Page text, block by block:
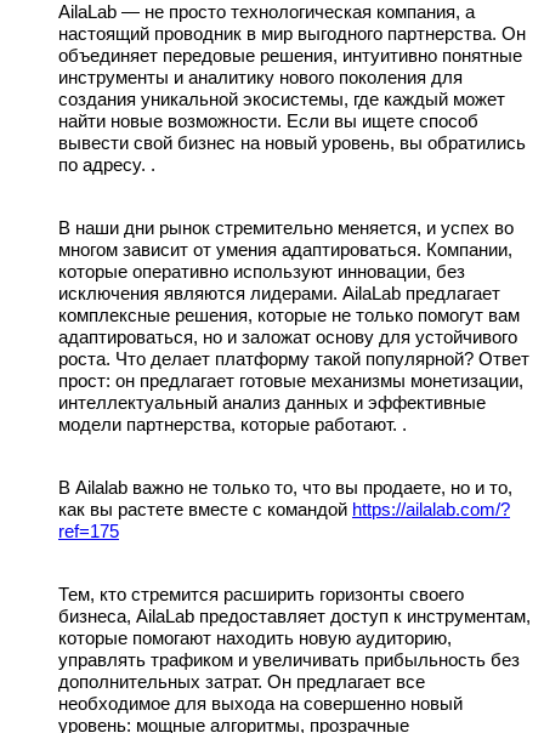
AilaLab — не просто технологическая компания, а
настоящий проводник в мир выгодного партнерства. Он
объединяет передовые решения, интуитивно понятные
инструменты и аналитику нового поколения для
создания уникальной экосистемы, где каждый может
найти новые возможности. Если вы ищете способ
вывести свой бизнес на новый уровень, вы обратились
по адресу. .
В наши дни рынок стремительно меняется, и успех во
многом зависит от умения адаптироваться. Компании,
которые оперативно используют инновации, без
исключения являются лидерами. AilaLab предлагает
комплексные решения, которые не только помогут вам
адаптироваться, но и заложат основу для устойчивого
роста. Что делает платформу такой популярной? Ответ
прост: он предлагает готовые механизмы монетизации,
интеллектуальный анализ данных и эффективные
модели партнерства, которые работают. .
В Ailalab важно не только то, что вы продаете, но и то,
как вы растете вместе с командой https://ailalab.com/?
ref=175
Тем, кто стремится расширить горизонты своего
бизнеса, AilaLab предоставляет доступ к инструментам,
которые помогают находить новую аудиторию,
управлять трафиком и увеличивать прибыльность без
дополнительных затрат. Он предлагает все
необходимое для выхода на совершенно новый
уровень: мощные алгоритмы, прозрачные